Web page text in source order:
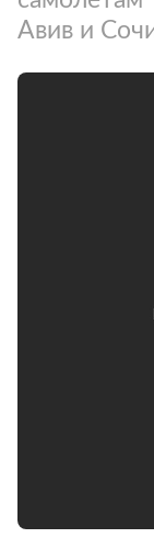
Авив и